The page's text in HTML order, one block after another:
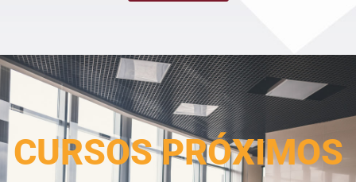
CURSOS PRÓXIMOS